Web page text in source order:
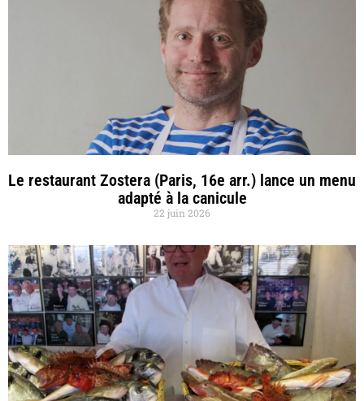
Le restaurant Zostera (Paris, 16e arr.) lance un menu
adapté à la canicule
22 juin 2026